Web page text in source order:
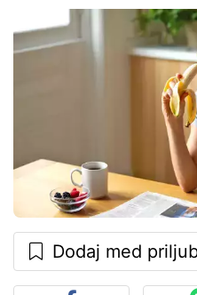
Dodaj med